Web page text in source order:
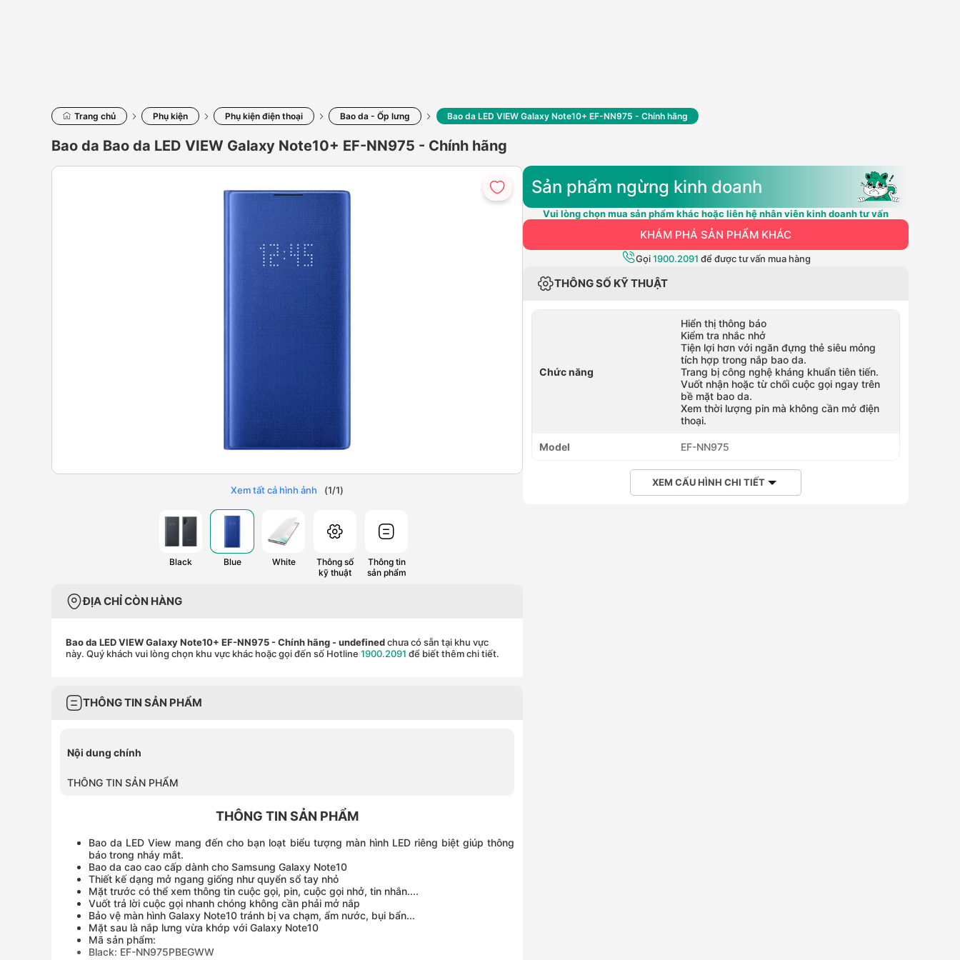
Trang chủ Phụ kiện Phụ kiện điện thoại Bao da - Ốp lưng Bao da LED VIEW Galaxy Note10+ EF-NN975 - Chính hãng
Bao da Bao da LED VIEW Galaxy Note10+ EF-NN975 - Chính hãng
Xem tất cả hình ảnh (1/1)
Black Blue White
Thông số
kỹ thuật
Thông tin
sản phẩm
ĐỊA CHỈ CÒN HÀNG
Bao da LED VIEW Galaxy Note10+ EF-NN975 - Chính hãng - undefinedchưa có sẵn tại khu vực
này. Quý khách vui lòng chọn khu vực khác hoặc gọi đến số Hotline 1900.2091 để biết thêm chi tiết.
THÔNG TIN SẢN PHẨM
Nội dung chính
THÔNG TIN SẢN PHẨM
THÔNG TIN SẢN PHẨM
Bao da LED View mang đến cho bạn loạt biểu tượng màn hình LED riêng biệt giúp thông
báo trong nháy mắt.
Bao da cao cao cấp dành cho Samsung Galaxy Note10
Thiết kế dạng mở ngang giống như quyển sổ tay nhỏ
Mặt trước có thể xem thông tin cuộc gọi, pin, cuộc gọi nhở, tin nhắn....
Vuốt trả lời cuộc gọi nhanh chóng không cần phải mở nắp
Bảo vệ màn hình Galaxy Note10 tránh bị va chạm, ẩm nước, bụi bẩn...
Mặt sau là nắp lưng vừa khớp với Galaxy Note10
Mã sản phẩm:
Black: EF-NN975PBEGWW
Sản phẩm ngừng kinh doanh
Vui lòng chọn mua sản phẩm khác hoặc liên hệ nhân viên kinh doanh tư vấn
KHÁM PHÁ SẢN PHẨM KHÁC
Gọi1900.2091 để được tư vấn mua hàng
THÔNG SỐ KỸ THUẬT
Chức năng
Hiển thị thông báo
Kiểm tra nhắc nhở
Tiện lợi hơn với ngăn đựng thẻ siêu mỏng
tích hợp trong nắp bao da.
Trang bị công nghệ kháng khuẩn tiên tiến.
Vuốt nhận hoặc từ chối cuộc gọi ngay trên
bề mặt bao da.
Xem thời lượng pin mà không cần mở điện
thoại.
Model EF-NN975
XEM CẤU HÌNH CHI TIẾT